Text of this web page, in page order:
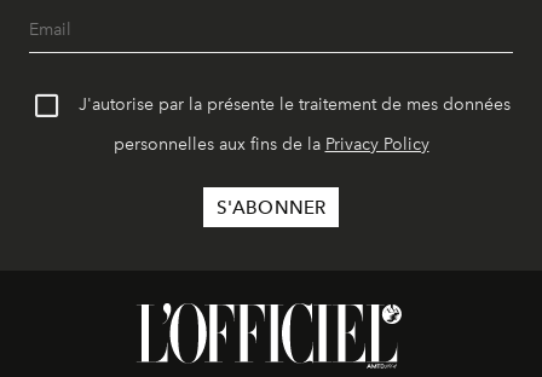
J'autorise par la présente le traitement de mes données
personnelles aux fins de la Privacy Policy